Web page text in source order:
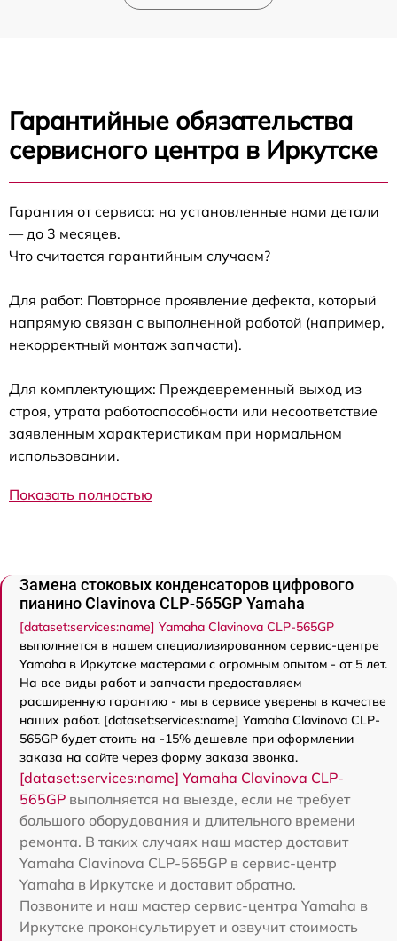
Гарантийные обязательства
сервисного центра в Иркутске
Гарантия от сервиса: на установленные нами детали
— до 3 месяцев.
Что считается гарантийным случаем?
Для работ: Повторное проявление дефекта, который
напрямую связан с выполненной работой (например,
некорректный монтаж запчасти).
Для комплектующих: Преждевременный выход из
строя, утрата работоспособности или несоответствие
заявленным характеристикам при нормальном
использовании.
Показать полностью
Замена стоковых конденсаторов цифрового
пианино Clavinova CLP-565GP Yamaha
[dataset:services:name] Yamaha Clavinova CLP-565GP
выполняется в нашем специализированном сервис-центре
Yamaha в Иркутске мастерами с огромным опытом - от 5 лет.
На все виды работ и запчасти предоставляем
расширенную гарантию - мы в сервисе уверены в качестве
наших работ. [dataset:services:name] Yamaha Clavinova CLP-
565GP будет стоить на -15% дешевле при оформлении
заказа на сайте через форму заказа звонка.
[dataset:services:name] Yamaha Clavinova CLP-
565GP выполняется на выезде, если не требует
большого оборудования и длительного времени
ремонта. В таких случаях наш мастер доставит
Yamaha Clavinova CLP-565GP в сервис-центр
Yamaha в Иркутске и доставит обратно.
Позвоните и наш мастер сервис-центра Yamaha в
Иркутске проконсультирует и озвучит стоимость